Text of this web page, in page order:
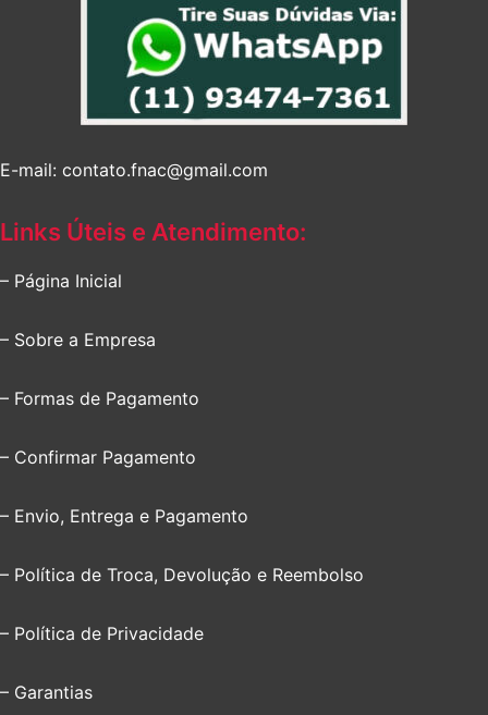
E-mail: contato.fnac@gmail.com
Links Úteis e Atendimento:
– Página Inicial
– Sobre a Empresa
– Formas de Pagamento
– Confirmar Pagamento
– Envio, Entrega e Pagamento
– Política de Troca, Devolução e Reembolso
– Política de Privacidade
– Garantias